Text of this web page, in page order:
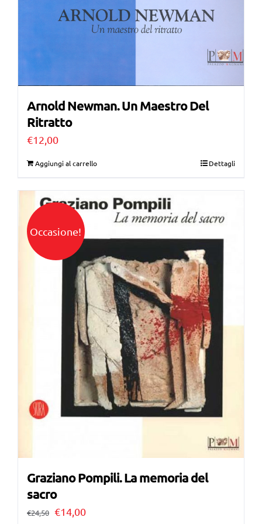
Arnold Newman. Un Maestro Del
Ritratto
€12,00
Aggiungi al carrello Dettagli
Occasione!
Graziano Pompili. La memoria del
sacro
€24,50 Il
€14,00Il